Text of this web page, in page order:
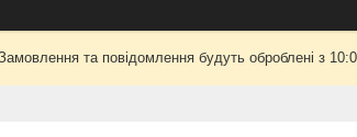
та повідомлення будуть оброблені з